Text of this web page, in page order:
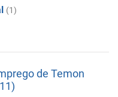
(1)
de Temon